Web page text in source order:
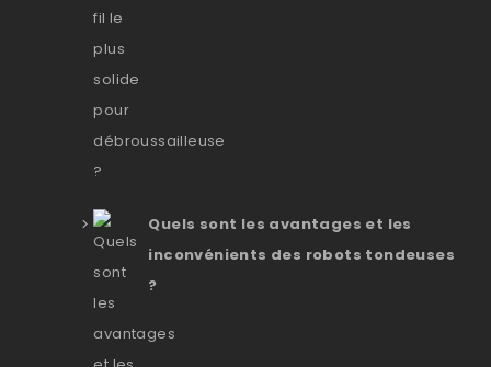
Quels sont les avantages et les
inconvénients des robots tondeuses
?